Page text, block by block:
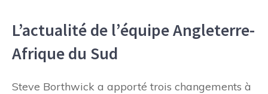
L’actualité de l’équipe Angleterre-
Afrique du Sud
Steve Borthwick a apporté trois changements à